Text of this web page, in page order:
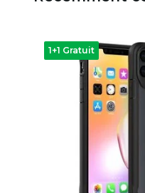
1+1 Gratuit